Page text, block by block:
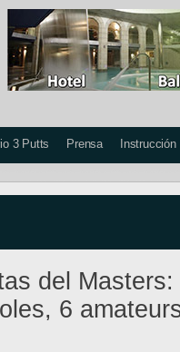
3 Putts Prensa Instrucción
del Masters:
6